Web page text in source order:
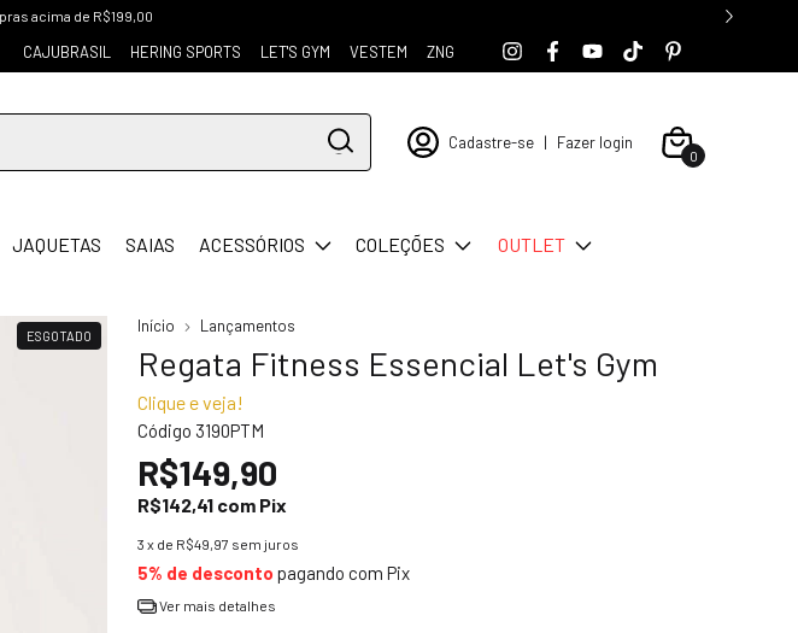
acima de R$199,00
CAJUBRASIL HERING SPORTS LET'S GYM VESTEM ZNG
Cadastre-se | Fazer login
0
JAQUETAS SAIAS ACESSÓRIOS COLEÇÕES OUTLET
ESGOTADO
Início Lançamentos
Regata Fitness Essencial Let's Gym
Clique e veja!
Código 3190PTM
R$149,90
R$142,41 com Pix
3 x de R$49,97 sem juros
5% de desconto pagando com Pix
Ver mais detalhes